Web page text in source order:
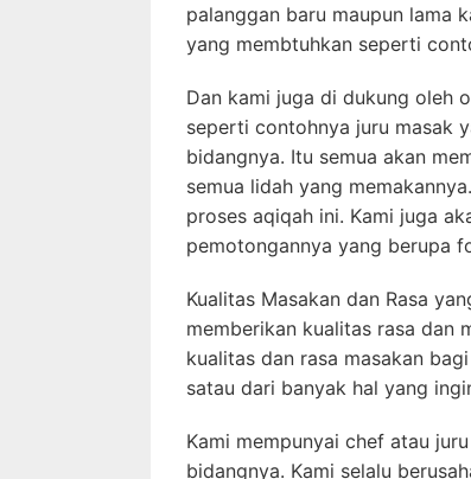
palanggan baru maupun lama
yang membtuhkan seperti
Dan kami juga di dukung oleh
seperti contohnya juru masak
bidangnya. Itu semua akan
semua lidah yang
proses aqiqah ini. Kami juga
pemotongannya yang berupa
Kualitas Masakan dan Rasa
memberikan kualitas rasa dan
kualitas dan rasa masakan
satau dari banyak hal yang
Kami mempunyai chef atau
bidangnya. Kami selalu